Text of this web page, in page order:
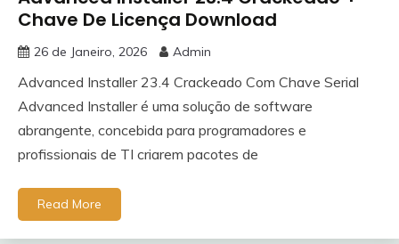
Chave De Licença Download
26 de Janeiro, 2026 Admin
Advanced Installer 23.4 Crackeado Com Chave Serial
Advanced Installer é uma solução de software
abrangente, concebida para programadores e
profissionais de TI criarem pacotes de
Read More